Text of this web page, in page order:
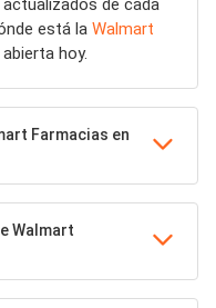
de cada
está la Walmart
hoy.
Farmacias en
Walmart